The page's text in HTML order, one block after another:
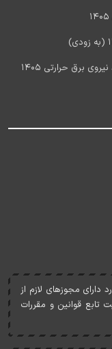
آخرین اخبار استخدام شرکت مادر تخصصی تولید نیروی برق حرارتی 1405
مجوزهای لازم از
تابع قوانين و مقررات